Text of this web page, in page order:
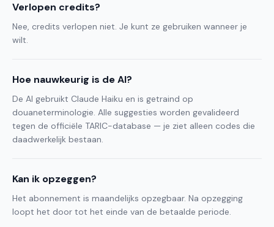
Verlopen credits?
Nee, credits verlopen niet. Je kunt ze gebruiken wanneer je
wilt.
Hoe nauwkeurig is de AI?
De AI gebruikt Claude Haiku en is getraind op
douaneterminologie. Alle suggesties worden gevalideerd
tegen de officiële TARIC-database — je ziet alleen codes die
daadwerkelijk bestaan.
Kan ik opzeggen?
Het abonnement is maandelijks opzegbaar. Na opzegging
loopt het door tot het einde van de betaalde periode.